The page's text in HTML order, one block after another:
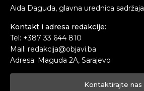
Aida Daguda, glavna urednica sadržaja
Kontakt i adresa redakcije:
Tel: +387 33 644 810
Mail: redakcija@objavi.ba
Adresa: Maguda 2A, Sarajevo
Kontaktirajte nas